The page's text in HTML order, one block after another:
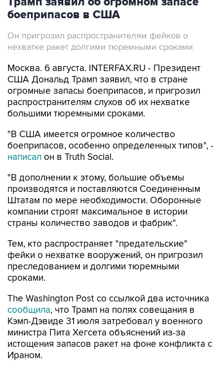
боеприпасов в США
Он пригрозил распространителям фейков о
нехватке ракет долгими тюремными сроками
Москва. 6 августа. INTERFAX.RU - Президент
США Дональд Трамп заявил, что в стране
огромные запасы боеприпасов, и пригрозил
распространителям слухов об их нехватке
большими тюремными сроками.
"В США имеется огромное количество
боеприпасов, особенно определенных типов", -
написал он в Truth Social.
"В дополнении к этому, большие объемы
производятся и поставляются Соединенным
Штатам по мере необходимости. Оборонные
компании строят максимальное в истории
страны количество заводов и фабрик".
Тем, кто распространяет "предательские"
фейки о нехватке вооружений, он пригрозил
преследованием и долгими тюремными
сроками.
The Washington Post со ссылкой два источника
сообщила, что Трамп на полях совещания в
Кэмп-Дэвиде 31 июля затребовал у военного
министра Пита Хегсета объяснений из-за
истощения запасов ракет на фоне конфликта с
Ираном.